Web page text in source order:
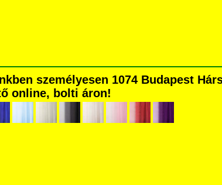
személyesen 1074 Budapest
online, bolti áron!